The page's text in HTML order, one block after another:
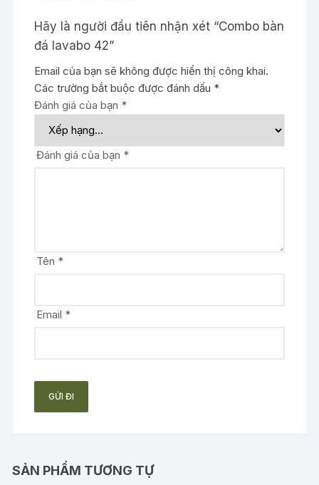
Hãy là người đầu tiên nhận xét “Combo bàn
đá lavabo 42”
Email của bạn sẽ không được hiển thị công khai.
Các trường bắt buộc được đánh dấu *
Đánh giá của bạn *
Đánh giá của bạn *
Tên *
Email *
SẢN PHẨM TƯƠNG TỰ